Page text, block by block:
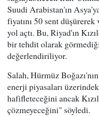
Suudi Arabistan'ın
fiyatını 50 sent
yol açtı. Bu, Riyad'ın
bir tehdit olarak
değerlendiriliyor.
Salah, Hürmüz
enerji piyasaları
hafifleteceğini ancak
çözmeyeceğini" söyledi.